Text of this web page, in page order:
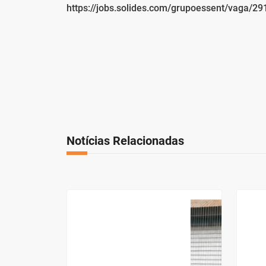
https://jobs.solides.com/grupoessent/vaga/
Notícias Relacionadas